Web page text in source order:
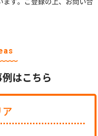
ます。ご登録の上、お問い合
はこちら
ア